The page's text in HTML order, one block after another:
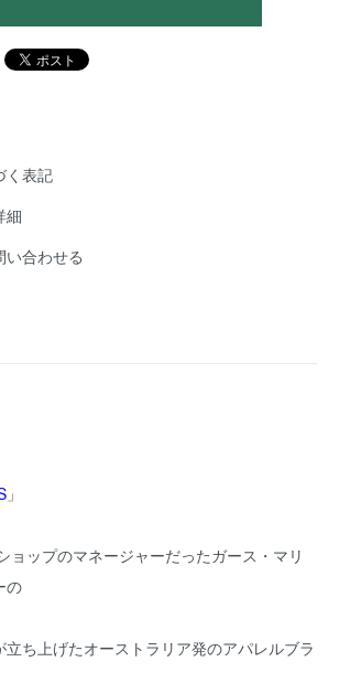
く表記
細
い合わせる
」
ョップのマネージャーだったガース・マリ
の
ち上げたオーストラリア発のアパレルブラ